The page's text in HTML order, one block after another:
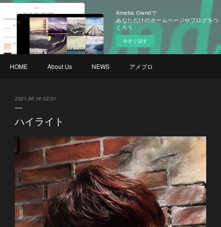
Ameba Owndで
あなただけのホームページやブログをつ
くろう
今すぐ試す
HOME About Us NEWS アメブロ
2021.06.16 02:01
ハイライト